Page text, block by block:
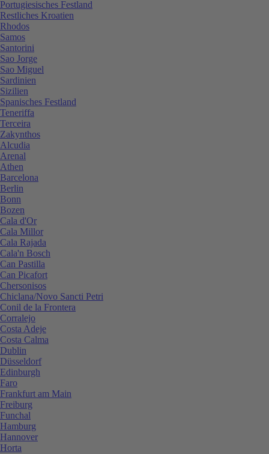
Portugiesisches Festland
Restliches Kroatien
Rhodos
Samos
Santorini
Sao Jorge
Sao Miguel
Sardinien
Sizilien
Spanisches Festland
Teneriffa
Terceira
Zakynthos
Alcudia
Arenal
Athen
Barcelona
Berlin
Bonn
Bozen
Cala d'Or
Cala Millor
Cala Rajada
Cala'n Bosch
Can Pastilla
Can Picafort
Chersonisos
Chiclana/Novo Sancti Petri
Conil de la Frontera
Corralejo
Costa Adeje
Costa Calma
Dublin
Düsseldorf
Edinburgh
Faro
Frankfurt am Main
Freiburg
Funchal
Hamburg
Hannover
Horta